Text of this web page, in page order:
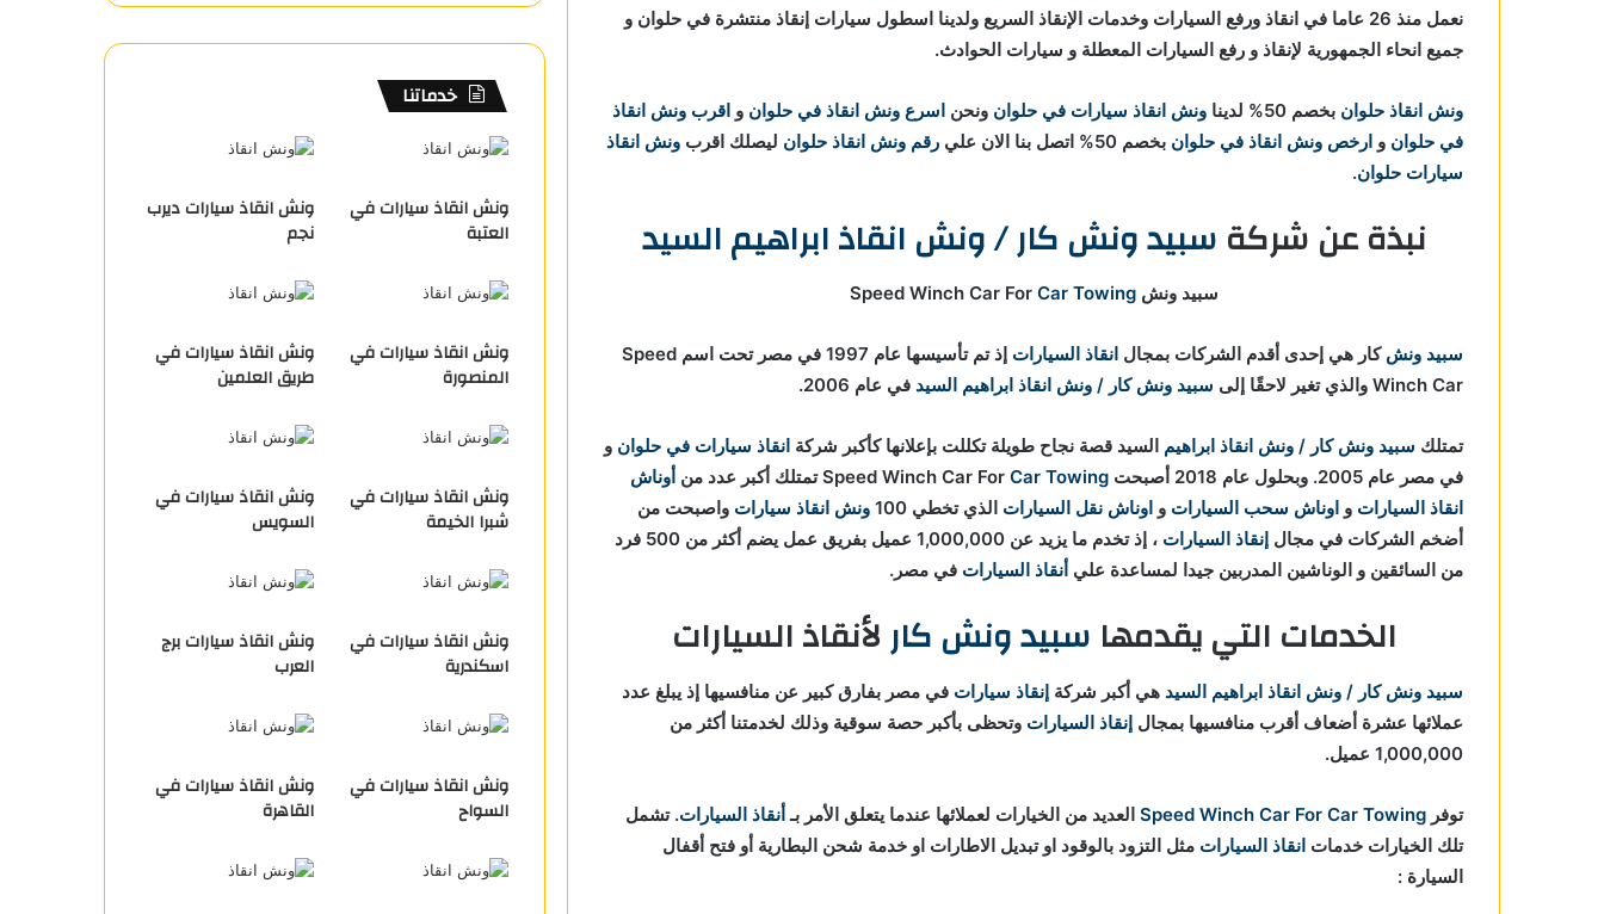
نعمل منذ 26 عاما في انقاذ ورفع السيارات وخدمات الإنقاذ السريع ولدينا اسطول سيارات إنقاذ منتشرة في حلوان و
جميع انحاء الجمهورية لإنقاذ و رفع السيارات المعطلة و سيارات الحوادث.
ونش انقاذ حلوان بخصم 50% لدينا ونش انقاذ سيارات في حلوان ونحن اسرع ونش انقاذ في حلوان و اقرب ونش انقاذ
في حلوان و ارخص ونش انقاذ في حلوان بخصم 50% اتصل بنا الان علي رقم ونش انقاذ حلوان ليصلك اقرب ونش انقاذ
سيارات حلوان.
نبذة عن شركة سبيد ونش كار / ونش انقاذ ابراهيم السيد
سبيد ونش Speed Winch Car ForCar Towing
سبيد ونش كار هي إحدى أقدم الشركات بمجال انقاذ السيارات
إذ تم تأسيسها عام 1997 في مصر تحت اسم Speed
Winch Car والذي تغير لاحقًا إلى
سبيد ونش كار / ونش انقاذ ابراهيم السيد في عام 2006.
تمتلك سبيد ونش كار / ونش انقاذ ابراهيم السيد قصة نجاح طويلة تكللت بإعلانها كأكبر شركة انقاذ سيارات في حلوان و
في مصر عام 2005. وبحلول عام 2018 أصبحت Speed Winch Car For
Car Towing تمتلك أكبر عدد من أوناش
انقاذ السيارات و اوناش سحب السيارات و اوناش نقل السيارات الذي تخطي 100 ونش انقاذ سيارات واصبحت من
أضخم الشركات في مجال إنقاذ السيارات
، إذ تخدم ما يزيد عن 1,000,000 عميل بفريق عمل يضم أكثر من 500 فرد
من السائقين و الوناشين المدربين جيدا لمساعدة علي أنقاذ السيارات في مصر.
الخدمات التي يقدمها سبيد ونش كارلأنقاذ السيارات
سبيد ونش كار / ونش انقاذ ابراهيم السيد هي أكبر شركة إنقاذ سيارات في مصر بفارق كبير عن منافسيها إذ يبلغ عدد
عملائها عشرة أضعاف أقرب منافسيها بمجال إنقاذ السيارات وتحظى بأكبر حصة سوقية وذلك لخدمتنا أكثر من
1,000,000 عميل.
توفر Speed Winch Car For Car Towing العديد من الخيارات لعملائها عندما يتعلق الأمر بـأنقاذ السيارات. تشمل
تلك الخيارات خدمات انقاذ السيارات مثل التزود بالوقود او تبديل الاطارات او خدمة شحن البطارية أو فتح أقفال
السيارة :
خدماتنا
ونش انقاذ سيارات في
العتبة
ونش انقاذ سيارات ديرب
نجم
ونش انقاذ سيارات في
المنصورة
ونش انقاذ سيارات في
طريق العلمين
ونش انقاذ سيارات في
شبرا الخيمة
ونش انقاذ سيارات في
السويس
ونش انقاذ سيارات في
اسكندرية
ونش انقاذ سيارات برج
العرب
ونش انقاذ سيارات في
السواح
ونش انقاذ سيارات في
القاهرة